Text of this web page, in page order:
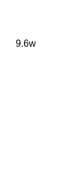
9.6w